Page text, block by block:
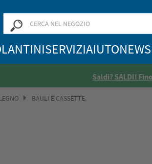
SERVIZIAIUTONEWS
Saldi? SALDI!
BAULI E CASSETTE